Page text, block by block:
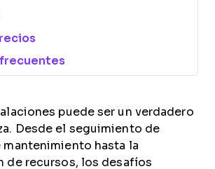
puede ser un verdadero
Desde el seguimiento de
hasta la
de recursos, los desafíos